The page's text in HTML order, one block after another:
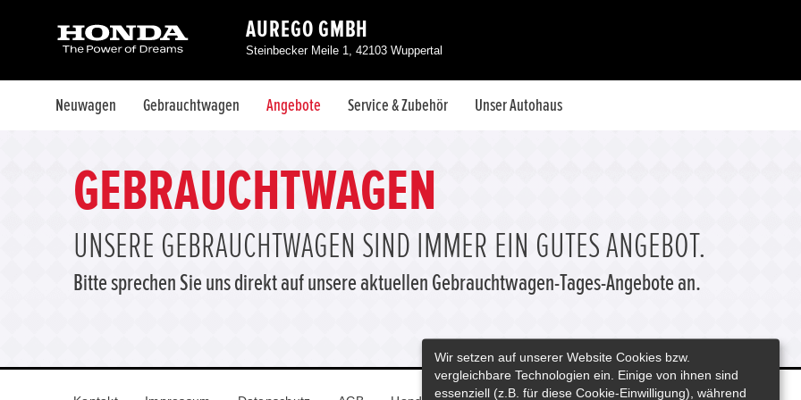
AUREGO GMBH
Steinbecker Meile 1, 42103 Wuppertal
Neuwagen Gebrauchtwagen Angebote Service & Zubehör Unser Autohaus
GEBRAUCHTWAGEN
UNSERE GEBRAUCHTWAGEN SIND IMMER EIN GUTES ANGEBOT.
Bitte sprechen Sie uns direkt auf unsere aktuellen Gebrauchtwagen-Tages-Angebote an.
Wir setzen auf unserer Website Cookies bzw.
vergleichbare Technologien ein. Einige von ihnen sind
essenziell (z.B. für diese Cookie-Einwilligung), während